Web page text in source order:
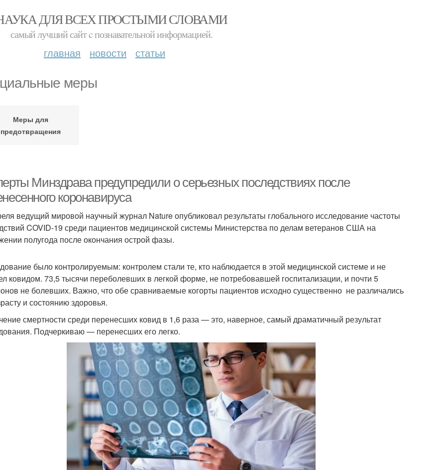
ДЛЯ ВСЕХ ПРОСТЫМИ СЛОВАМИ
самый лучший сайт c познавательной информацией.
главная новости статьи
меры
Меры для
предотвращения
Минздрава предупредили о серьезных последствиях после
коронавируса
ведущий мировой научный журнал Nature опубликовал результаты глобального исследование частоты
COVID-19 среди пациентов медицинской системы Министерства по делам ветеранов США на
полугода после окончания острой фазы.
было контролируемым: контролем стали те, кто наблюдается в этой медицинской системе и не
ковидом. 73,5 тысячи переболевших в легкой форме, не потребовавшей госпитализации, и почти 5
не болевших. Важно, что обе сравниваемые когорты пациентов исходно существенно не различались
и состоянию здоровья.
смертности среди перенесших ковид в 1,6 раза — это, наверное, самый драматичный результат
Подчеркиваю — перенесших его легко.